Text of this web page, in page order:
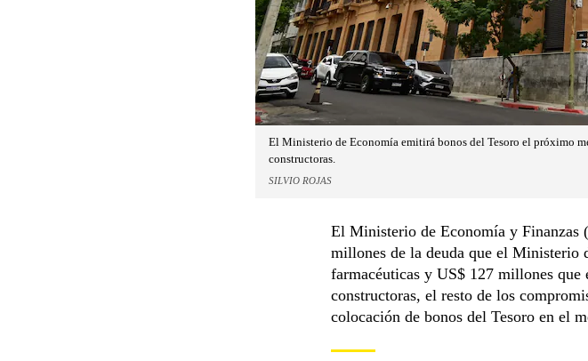
El Ministerio de Economía emitirá bonos del Tesoro el próximo
constructoras.
SILVIO ROJAS
El Ministerio de Economía y
millones de la deuda que el Ministerio
farmacéuticas y US$ 127 millones que
constructoras, el resto de los
colocación de bonos del Tesoro en el